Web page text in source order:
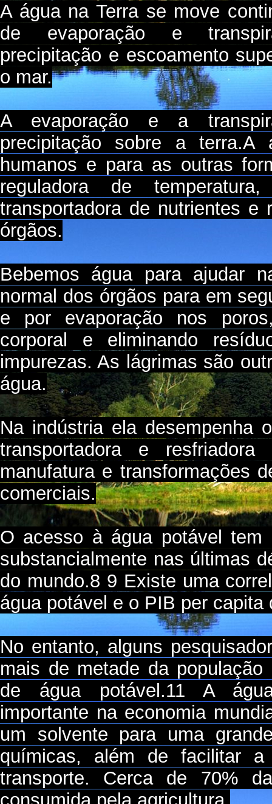
A água na Terra se move
de evaporação e
precipitação e escoamento
o mar.
A evaporação e a
precipitação sobre a
humanos e para as outras
reguladora de
transportadora de nutrientes
órgãos.
Bebemos água para ajudar
normal dos órgãos para em
e por evaporação nos
corporal e eliminando
impurezas. As lágrimas são
água.
Na indústria ela desempenha
transportadora e
manufatura e transformações
comerciais.
O acesso à água potável tem
substancialmente nas últimas
do mundo.8 9 Existe uma
água potável e o PIB per capita
No entanto, alguns
mais de metade da
de água potável.11 A
importante na economia
um solvente para uma
químicas, além de facilitar
transporte. Cerca de 70%